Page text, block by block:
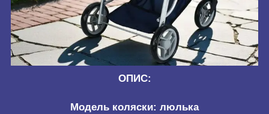
ОПИС:
Модель коляски: люлька